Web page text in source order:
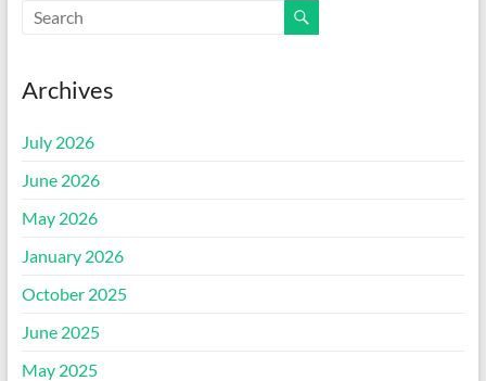
Archives
July 2026
June 2026
May 2026
January 2026
October 2025
June 2025
May 2025